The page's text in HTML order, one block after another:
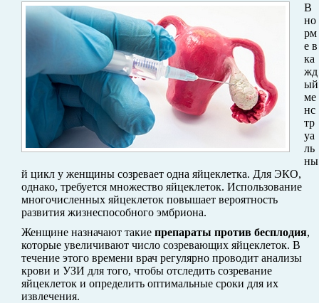
В
но
рм
е в
ка
жд
ый
ме
нс
тр
уа
ль
ны
й цикл у женщины созревает одна яйцеклетка. Для ЭКО,
однако, требуется множество яйцеклеток. Использование
многочисленных яйцеклеток повышает вероятность
развития жизнеспособного эмбриона.
Женщине назначают такие препараты против бесплодия,
которые увеличивают число созревающих яйцеклеток. В
течение этого времени врач регулярно проводит анализы
крови и УЗИ для того, чтобы отследить созревание
яйцеклеток и определить оптимальные сроки для их
извлечения.